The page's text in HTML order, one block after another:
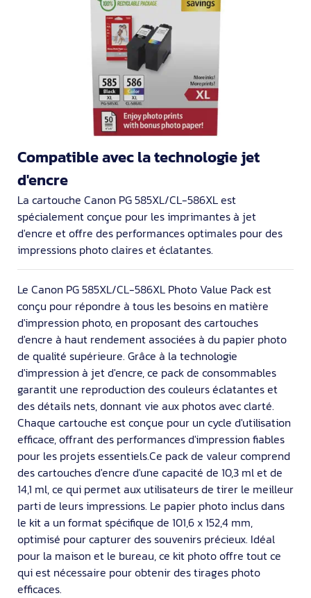
Compatible avec la technologie jet
d'encre
La cartouche Canon PG 585XL/CL-586XL est
spécialement conçue pour les imprimantes à jet
d'encre et offre des performances optimales pour des
impressions photo claires et éclatantes.
Le Canon PG 585XL/CL-586XL Photo Value Pack est
conçu pour répondre à tous les besoins en matière
d'impression photo, en proposant des cartouches
d'encre à haut rendement associées à du papier photo
de qualité supérieure. Grâce à la technologie
d'impression à jet d'encre, ce pack de consommables
garantit une reproduction des couleurs éclatantes et
des détails nets, donnant vie aux photos avec clarté.
Chaque cartouche est conçue pour un cycle d'utilisation
efficace, offrant des performances d'impression fiables
pour les projets essentiels.Ce pack de valeur comprend
des cartouches d'encre d'une capacité de 10,3 ml et de
14,1 ml, ce qui permet aux utilisateurs de tirer le meilleur
parti de leurs impressions. Le papier photo inclus dans
le kit a un format spécifique de 101,6 x 152,4 mm,
optimisé pour capturer des souvenirs précieux. Idéal
pour la maison et le bureau, ce kit photo offre tout ce
qui est nécessaire pour obtenir des tirages photo
efficaces.